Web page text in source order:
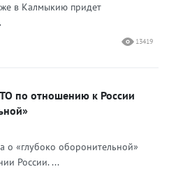
в Калмыкию придет
13419
по отношению к России
о «глубоко оборонительной»
России. ...